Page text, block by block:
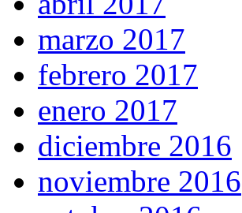
marzo 2017
febrero 2017
enero 2017
diciembre 2016
noviembre 2016